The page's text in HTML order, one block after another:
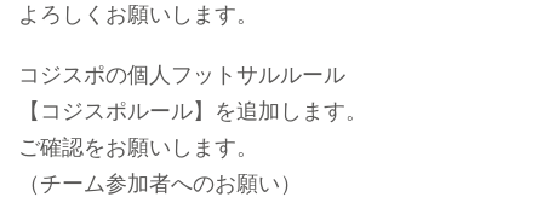
よろしくお願いします。
コジスポの個人フットサルルール
【コジスポルール】を追加します。
ご確認をお願いします。
（チーム参加者へのお願い）